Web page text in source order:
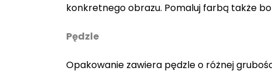
konkretnego obrazu. Pomaluj farbą także
Pędzle
Opakowanie zawiera pędzle o różnej